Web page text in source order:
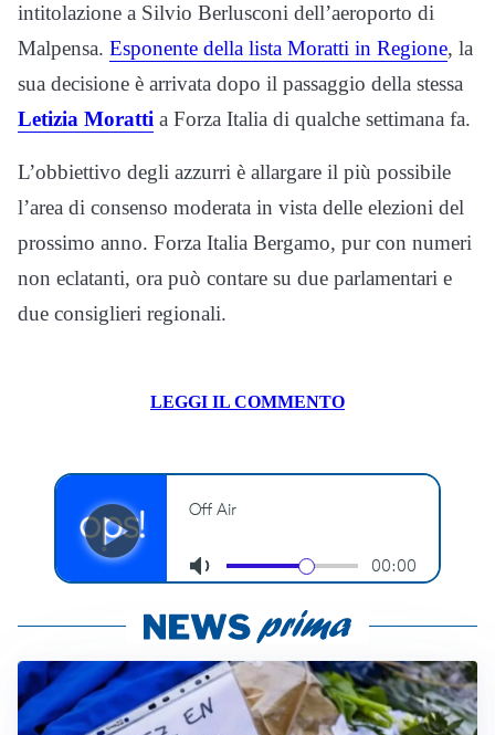
intitolazione a Silvio Berlusconi dell’aeroporto di
Malpensa. Esponente della lista Moratti in Regione, la
sua decisione è arrivata dopo il passaggio della stessa
Letizia Moratti a Forza Italia di qualche settimana fa.
L’obbiettivo degli azzurri è allargare il più possibile
l’area di consenso moderata in vista delle elezioni del
prossimo anno. Forza Italia Bergamo, pur con numeri
non eclatanti, ora può contare su due parlamentari e
due consiglieri regionali.
LEGGI IL COMMENTO